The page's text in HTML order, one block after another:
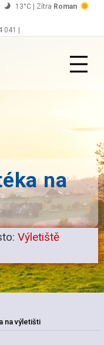
041 |
13°C | Zítra Roman
na
Výletiště
na výletišti